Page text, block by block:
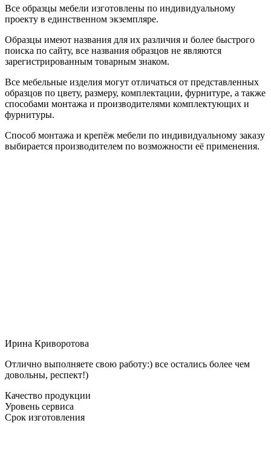
Все образцы мебели изготовлены по индивидуальному
проекту в единственном экземпляре.
Образцы имеют названия для их различия и более быстрого
поиска по сайту, все названия образцов не являются
зарегистрированным товарным знаком.
Все мебельные изделия могут отличаться от представленных
образцов по цвету, размеру, комплектации, фурнитуре, а также
способами монтажа и производителями комплектующих и
фурнитуры.
Способ монтажа и крепёж мебели по индивидуальному заказу
выбирается производителем по возможности её применения.
Ирина Криворотова
Отлично выполняете свою работу:) все остались более чем
довольны, респект!)
Качество продукции
Уровень сервиса
Срок изготовления